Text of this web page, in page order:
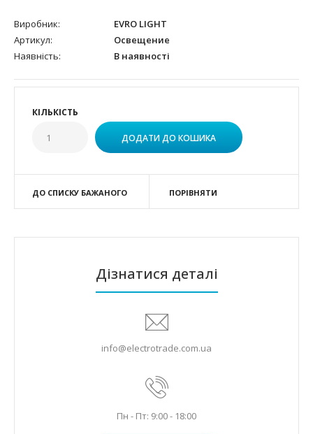
Виробник:
EVRO LIGHT
Артикул:
Освещение
Наявність:
В наявності
КІЛЬКІСТЬ
ДО СПИСКУ БАЖАНОГО ПОРІВНЯТИ
Дізнатися деталі
info@electrotrade.com.ua
Пн - Пт: 9:00 - 18:00